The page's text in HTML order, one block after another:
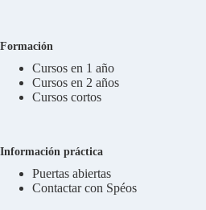
Formación
Cursos en 1 año
Cursos en 2 años
Cursos cortos
Información práctica
Puertas abiertas
Contactar con Spéos